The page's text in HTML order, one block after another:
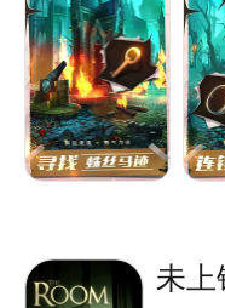
解开，帮助主人公成
未上